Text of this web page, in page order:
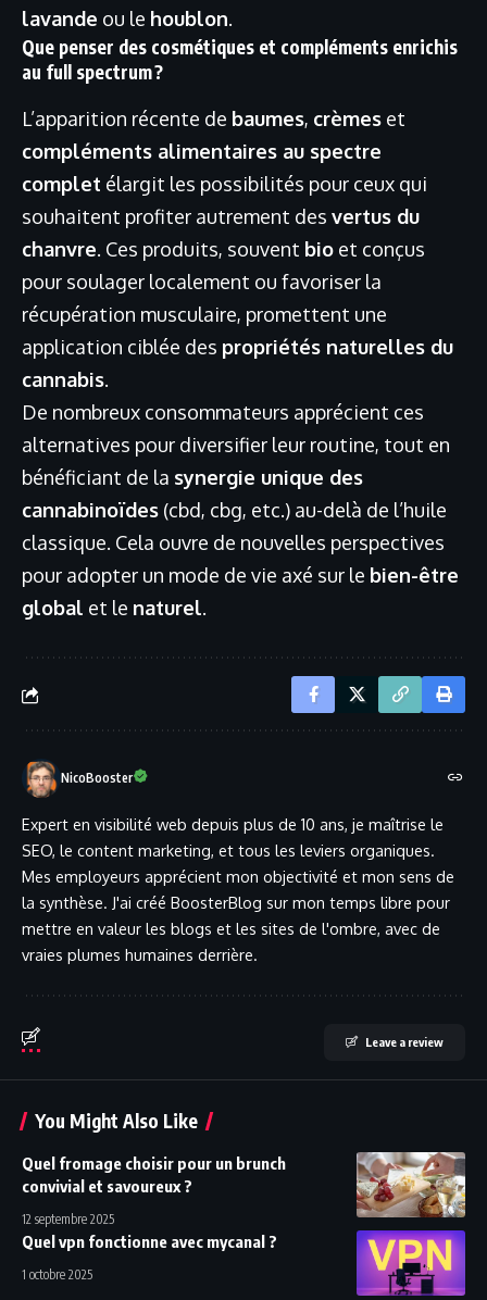
lavande ou le houblon.
Que penser des cosmétiques et compléments enrichis
au full spectrum ?
L’apparition récente de baumes, crèmes et
compléments alimentaires au spectre
complet élargit les possibilités pour ceux qui
souhaitent profiter autrement des vertus du
chanvre. Ces produits, souvent bio et conçus
pour soulager localement ou favoriser la
récupération musculaire, promettent une
application ciblée des propriétés naturelles du
cannabis.
De nombreux consommateurs apprécient ces
alternatives pour diversifier leur routine, tout en
bénéficiant de la synergie unique des
cannabinoïdes (cbd, cbg, etc.) au-delà de l’huile
classique. Cela ouvre de nouvelles perspectives
pour adopter un mode de vie axé sur le bien-être
global et le naturel.
NicoBooster
Expert en visibilité web depuis plus de 10 ans, je maîtrise le
SEO, le content marketing, et tous les leviers organiques.
Mes employeurs apprécient mon objectivité et mon sens de
la synthèse. J'ai créé BoosterBlog sur mon temps libre pour
mettre en valeur les blogs et les sites de l'ombre, avec de
vraies plumes humaines derrière.
Leave a review
You Might Also Like
Quel fromage choisir pour un brunch
convivial et savoureux ?
12 septembre 2025
Quel vpn fonctionne avec mycanal ?
1 octobre 2025